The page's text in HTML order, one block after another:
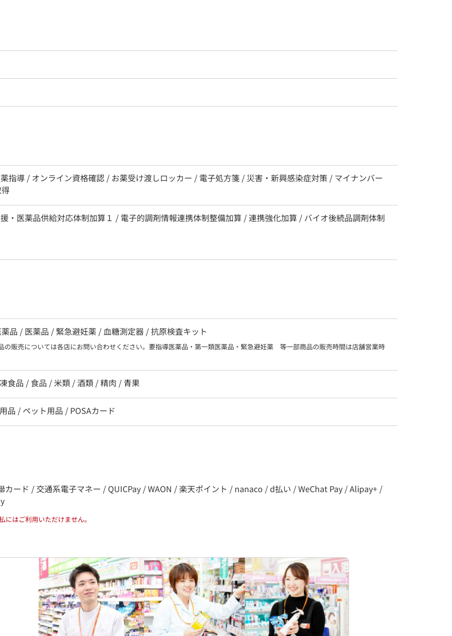
指導 / オンライン資格確認 / お薬受け渡しロッカー / 電子処方箋 / 災害・新興感染症対策 / マイナンバー
・医薬品供給対応体制加算１ / 電子的調剤情報連携体制整備加算 / 連携強化加算 / バイオ後続品調剤体制
品 / 医薬品 / 緊急避妊薬 / 血糖測定器 / 抗原検査キット
販売については各店にお問い合わせください。要指導医薬品・第一類医薬品・緊急避妊薬　等一部商品の販売時間は店舗営業時
食品 / 食品 / 米類 / 酒類 / 精肉 / 青果
品 / ペット用品 / POSAカード
カード / 交通系電子マネー / QUICPay / WAON / 楽天ポイント / nanaco / d払い / WeChat Pay / Alipay+ /
はご利用いただけません。